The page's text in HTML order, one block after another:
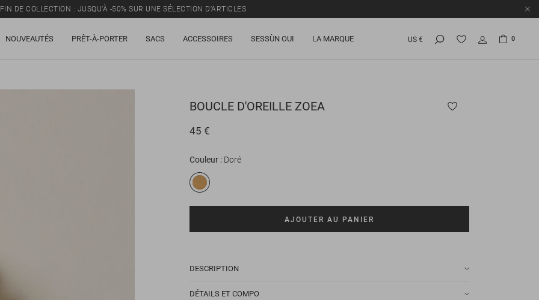
FIN DE COLLECTION : JUSQU’À -50% SUR UNE SÉLECTION D’ARTICLES
NOUVEAUTÉS PRÊT-À-PORTER SACS ACCESSOIRES SESSÙN OUI LA MARQUE US € 0
BOUCLE D'OREILLE ZOEA
45 €
Couleur Doré
AJOUTER AU PANIER
DESCRIPTION
DÉTAILS ET COMPO